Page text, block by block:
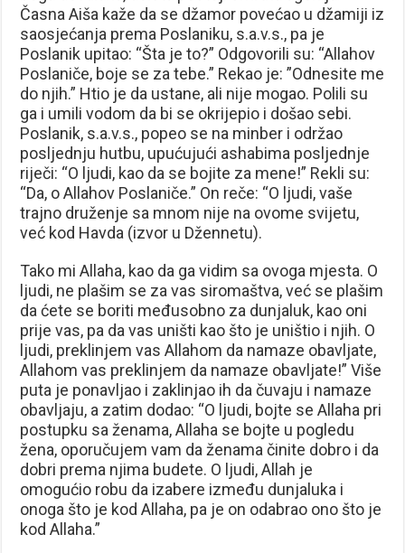
Časna Aiša kaže da se džamor povećao u džamiji iz
saosjećanja prema Poslaniku, s.a.v.s., pa je
Poslanik upitao: “Šta je to?” Odgovorili su: “Allahov
Poslaniče, boje se za tebe.” Rekao je: ”Odnesite me
do njih.” Htio je da ustane, ali nije mogao. Polili su
ga i umili vodom da bi se okrijepio i došao sebi.
Poslanik, s.a.v.s., popeo se na minber i održao
posljednju hutbu, upućujući ashabima posljednje
riječi: “O ljudi, kao da se bojite za mene!” Rekli su:
“Da, o Allahov Poslaniče.” On reče: “O ljudi, vaše
trajno druženje sa mnom nije na ovome svijetu,
već kod Havda (izvor u Džennetu).
Tako mi Allaha, kao da ga vidim sa ovoga mjesta. O
ljudi, ne plašim se za vas siromaštva, već se plašim
da ćete se boriti međusobno za dunjaluk, kao oni
prije vas, pa da vas uništi kao što je uništio i njih. O
ljudi, preklinjem vas Allahom da namaze obavljate,
Allahom vas preklinjem da namaze obavljate!” Više
puta je ponavljao i zaklinjao ih da čuvaju i namaze
obavljaju, a zatim dodao: “O ljudi, bojte se Allaha pri
postupku sa ženama, Allaha se bojte u pogledu
žena, oporučujem vam da ženama činite dobro i da
dobri prema njima budete. O ljudi, Allah je
omogućio robu da izabere između dunjaluka i
onoga što je kod Allaha, pa je on odabrao ono što je
kod Allaha.”